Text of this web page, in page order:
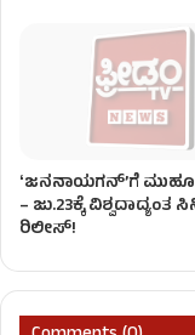
ʻಜನನಾಯಗನ್’ಗೆ
– ಜು.23ಕ್ಕೆ ವಿಶ್ವದಾದ್ಯಂತ
ರಿಲೀಸ್!